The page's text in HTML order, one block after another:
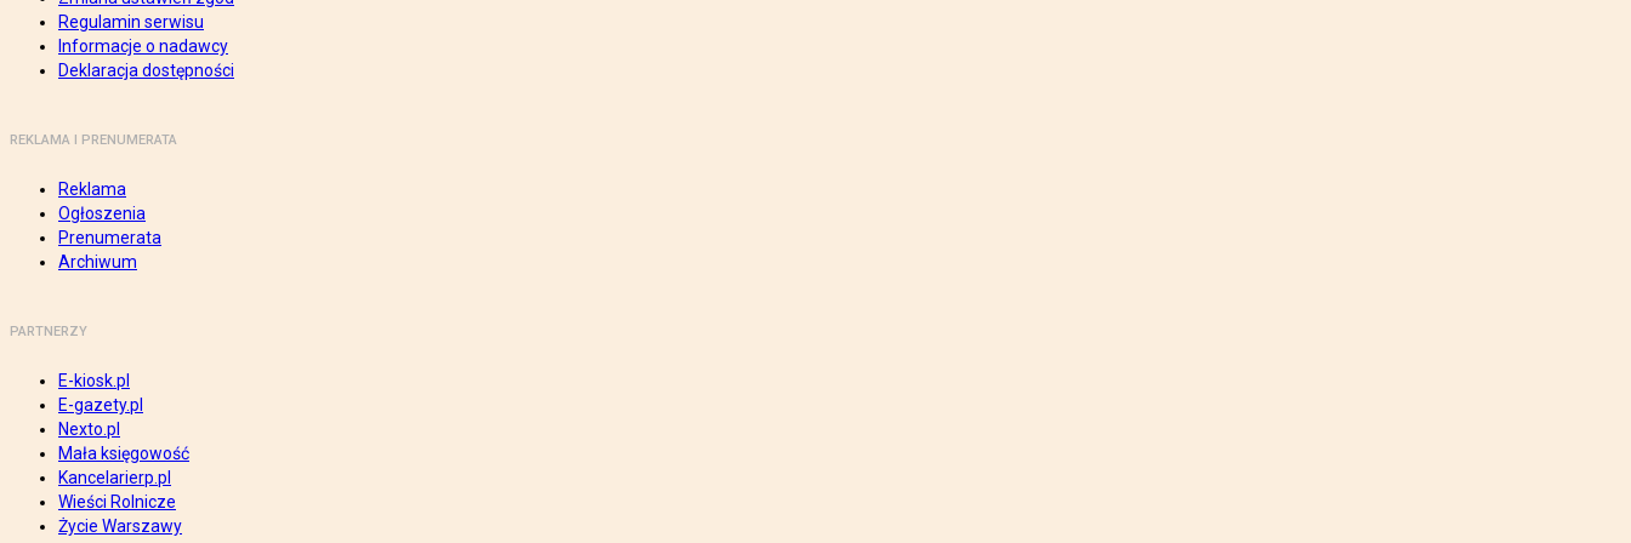
Regulamin serwisu
Informacje o nadawcy
Deklaracja dostępności
REKLAMA I PRENUMERATA
Reklama
Ogłoszenia
Prenumerata
Archiwum
PARTNERZY
E-kiosk.pl
E-gazety.pl
Nexto.pl
Mała księgowość
Kancelarierp.pl
Wieści Rolnicze
Życie Warszawy